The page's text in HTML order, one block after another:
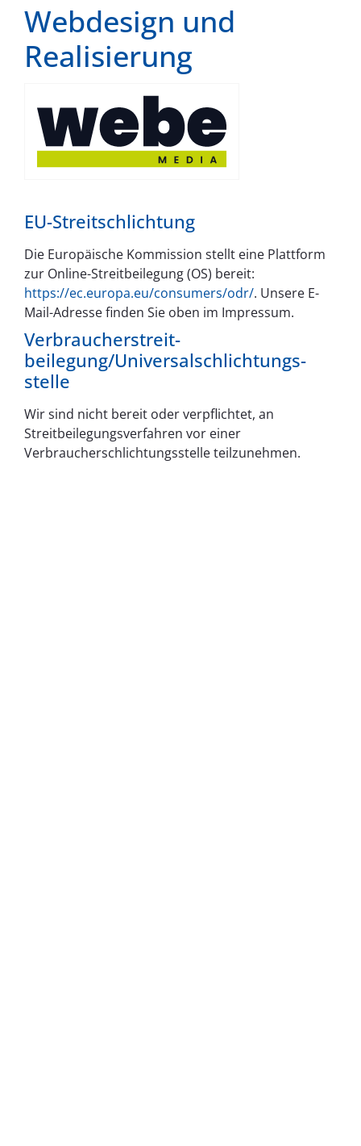
Webdesign und
Realisierung
EU-Streitschlichtung
Die Europäische Kommission stellt eine Plattform
zur Online-Streitbeilegung (OS) bereit:
https://ec.europa.eu/consumers/odr/. Unsere E-
Mail-Adresse finden Sie oben im Impressum.
Verbraucher­streit­
beilegung/Universal­schlichtungs­
stelle
Wir sind nicht bereit oder verpflichtet, an
Streitbeilegungsverfahren vor einer
Verbraucherschlichtungsstelle teilzunehmen.